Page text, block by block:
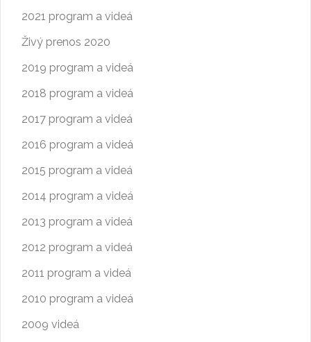
2021 program a videá
Živý prenos 2020
2019 program a videá
2018 program a videá
2017 program a videá
2016 program a videá
2015 program a videá
2014 program a videá
2013 program a videá
2012 program a videá
2011 program a videá
2010 program a videá
2009 videá